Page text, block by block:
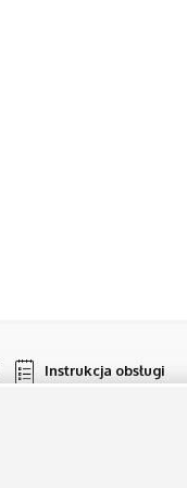
Instrukcja obsługi